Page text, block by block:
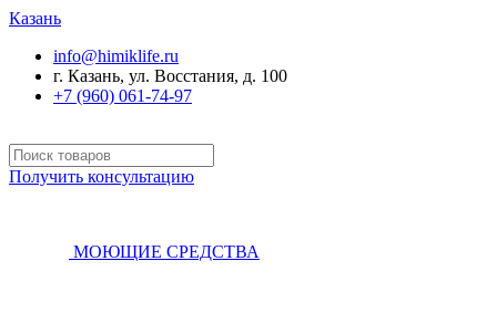
Казань
info@himiklife.ru
г. Казань, ул. Восстания, д. 100
+7 (960) 061-74-97
Получить консультацию
МОЮЩИЕ СРЕДСТВА